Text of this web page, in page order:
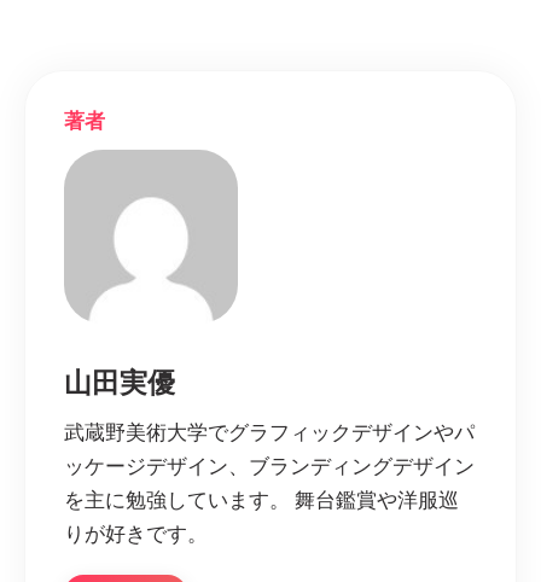
著者
山田実優
武蔵野美術大学でグラフィックデザインやパ
ッケージデザイン、ブランディングデザイン
を主に勉強しています。 舞台鑑賞や洋服巡
りが好きです。